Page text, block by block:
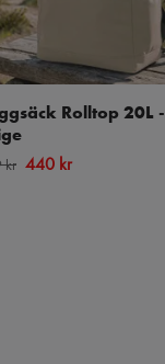
Rolltop 20L -
kr 440 kr